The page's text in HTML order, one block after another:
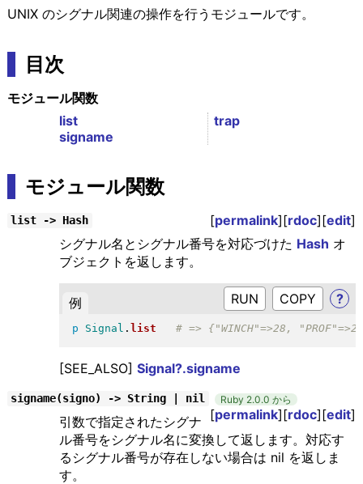
UNIX のシグナル関連の操作を行うモジュールです。
目次
モジュール関数
list
signame
trap
モジュール関数
list -> Hash [permalink][rdoc][edit]
シグナル名とシグナル番号を対応づけた Hash オ
ブジェクトを返します。
例 RUN ?
p Signal . list
[SEE_ALSO] Signal?.signame
signame(signo) -> String | nil Ruby 2.0.0 から
[permalink][rdoc][edit]
引数で指定されたシグナ
ル番号をシグナル名に変換して返します。対応す
るシグナル番号が存在しない場合は nil を返しま
す。